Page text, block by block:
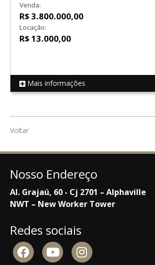
REF 18613
Venda:
R$ 3.800.000,00
Locação:
R$ 13.000,00
Mais informações
Voltar
Nosso Endereço
Al. Grajaú, 60 - Cj 2701 – Alphaville
NWT – New Worker Tower
Redes sociais